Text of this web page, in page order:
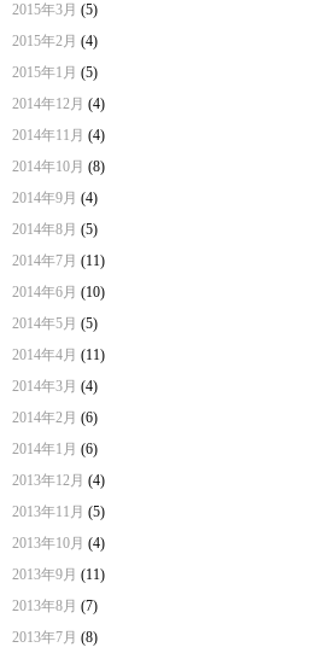
2015年3月 (5)
2015年2月 (4)
2015年1月 (5)
2014年12月 (4)
2014年11月 (4)
2014年10月 (8)
2014年9月 (4)
2014年8月 (5)
2014年7月 (11)
2014年6月 (10)
2014年5月 (5)
2014年4月 (11)
2014年3月 (4)
2014年2月 (6)
2014年1月 (6)
2013年12月 (4)
2013年11月 (5)
2013年10月 (4)
2013年9月 (11)
2013年8月 (7)
2013年7月 (8)